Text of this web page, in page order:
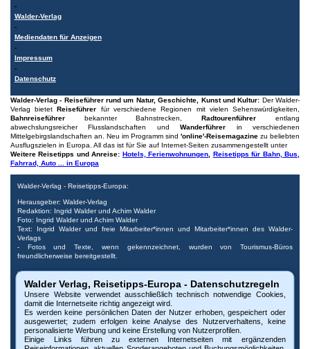
-
Walder-Verlag
-
Mediendaten für Anzeigen
-
Impressum
-
Datenschutz
Walder-Verlag - Reiseführer rund um Natur, Geschichte, Kunst und Kultur: Der Walder-
Verlag bietetReiseführer für verschiedene Regionen mit vielen Sehenswürdigkeiten,
Bahnreiseführerbekannter Bahnstrecken,Radtourenführer entlang
abwechslungsreicher Flusslandschaften undWanderführer in verschiedenen
Mittelgebirgslandschaften an. Neu im Programm sind'online'-Reisemagazine zu beliebten
Ausflugszielen in Europa. All das ist für Sie auf Internet-Seiten zusammengestellt unter
Weitere Reisetipps und Anreise: Hotels, Ferienwohnungen
Reisetipps für Bahn, Bus,
Fahrrad, Auto ... in Europa
Walder-Verlag - Reisetipps-Europa:
Herausgeber: Walder-Verlag
Redaktion: Ingrid Walder und Achim Walder
Foto: Ingrid Walder und Achim Walder
Text: Ingrid Walder und freie Mitarbeiter*innen und Mitarbeiter*innen des Walder-
Verlags
- Fotos und Texte, wenn gekennzeichnet, wurden von Tourismus-Büros
freundlicherweise bereitgestellt.
Urheberrecht: Bitte beachten Sie, dass alle Urheberrechte der Bilder und Dokumente
dieser Internetseite beim Walder-Verlag und den Fotografen liegen. Die Nutzung,
auch auszugsweise, ist nur mit vorheriger schriftlicher Genehmigung des Verlags oder
der Fotografen möglich. Die Veröffentlichung von Bildern und Texten auf nicht
autorisierten Internetseiten oder Druckerzeugnissen untersagen wir ausdrücklich. Bei
Missbrauch behalten wir uns rechtliche Schritte vor. Widerruf vorbehalten.
Impressum: © Walder-Verlag, Kreuztal,www.walder-verlag.de-e-Mail Walder-Verlag
ImpressumundAGB,
Walder Verlag, Reisetipps-Europa - Datenschutzregeln
Unsere Website verwendet ausschließlich technisch notwendige Cookies,
damit die Internetseite richtig angezeigt wird.
Es werden keine persönlichen Daten der Nutzer erhoben, gespeichert oder
ausgewertet; zudem erfolgen keine Analyse des Nutzerverhaltens, keine
personalisierte Werbung und keine Erstellung von Nutzerprofilen.
Einige Links führen zu externen Internetseiten mit ergänzenden